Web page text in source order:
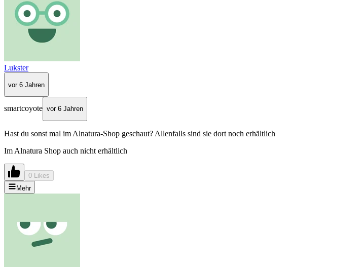
Lukster
vor 6 Jahren
smartcoyote vor 6 Jahren
Hast du sonst mal im Alnatura-Shop geschaut? Allenfalls sind sie dort noch erhältlich
Im Alnatura Shop auch nicht erhältlich
0 Likes
Mehr